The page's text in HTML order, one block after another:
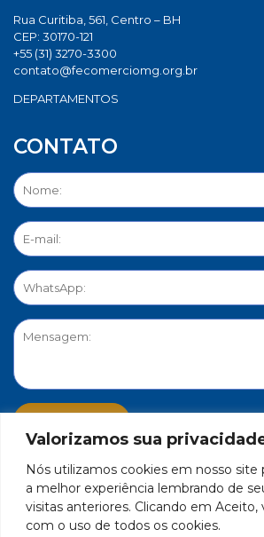
Valorizamos sua
Nós utilizamos cookies em nosso site
a melhor experiência lembrando de
visitas anteriores. Clicando em
com o uso de todos os cookies.
Rua Curitiba, 561, Centro – BH
CEP: 30170-121
+55 (31) 3270-3300
contato@fecomerciomg.org.br
DEPARTAMENTOS
CONTATO
PORTAL DE PRIVACIDADE